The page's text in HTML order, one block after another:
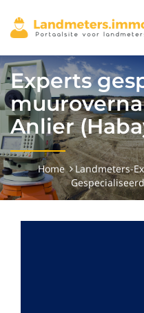
Experts
Anlier
Home Landmeters-